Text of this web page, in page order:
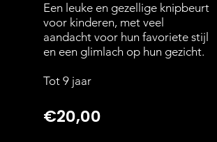
Een leuke en gezellige knipbeurt
voor kinderen, met veel
aandacht voor hun favoriete stijl
en een glimlach op hun gezicht.
Tot 9 jaar
€20,00